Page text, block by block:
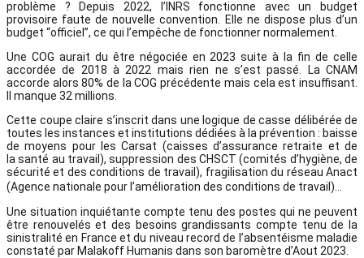
problème ? Depuis 2022, l’INRS fonctionne avec un budget
provisoire faute de nouvelle convention. Elle ne dispose plus d’un
budget “officiel”, ce qui l’empêche de fonctionner normalement.
Une COG aurait du être négociée en 2023 suite à la fin de celle
accordée de 2018 à 2022 mais rien ne s’est passé. La CNAM
accorde alors 80% de la COG précédente mais cela est insuffisant.
Il manque 32 millions.
Cette coupe claire s’inscrit dans une logique de casse délibérée de
toutes les instances et institutions dédiées à la prévention : baisse
de moyens pour les Carsat (caisses d’assurance retraite et de
la santé au travail), suppression des CHSCT (comités d’hygiène, de
sécurité et des conditions de travail), fragilisation du réseau Anact
(Agence nationale pour l’amélioration des conditions de travail)…
Une situation inquiétante compte tenu des postes qui ne peuvent
être renouvelés et des besoins grandissants compte tenu de la
sinistralité en France et du niveau record de l’absentéisme maladie
constaté par Malakoff Humanis dans son baromètre d’Aout 2023.